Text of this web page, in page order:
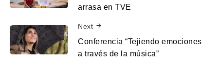
arrasa en TVE
Next
Conferencia “Tejiendo emociones
a través de la música”